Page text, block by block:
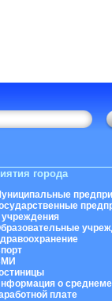
города
учреждения
о
плате